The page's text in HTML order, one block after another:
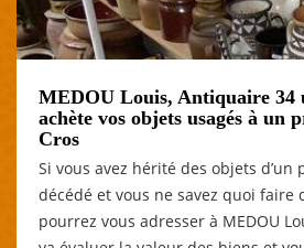
MEDOU Louis, Antiquaire 34
achète vos objets usagés à un
Cros
Si vous avez hérité des objets
décédé et vous ne savez quoi faire
pourrez vous adresser à MEDOU